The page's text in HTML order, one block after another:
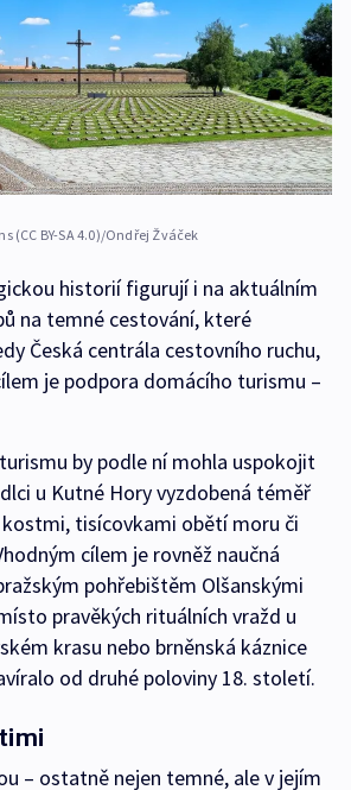
(CC BY-SA 4.0)/Ondřej Žváček
historií figurují i na aktuálním
na temné cestování, které
Česká centrála cestovního ruchu,
je podpora domácího turismu –
by podle ní mohla uspokojit
u Kutné Hory vyzdobená téměř
tisícovkami obětí moru či
cílem je rovněž naučná
pohřebištěm Olšanskými
pravěkých rituálních vražd u
krasu nebo brněnská káznice
od druhé poloviny 18. století.
– ostatně nejen temné, ale v jejím